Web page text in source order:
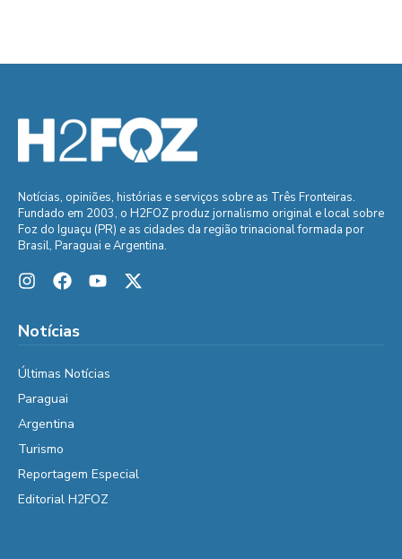
Notícias, opiniões, histórias e serviços sobre as Três Fronteiras.
Fundado em 2003, o H2FOZ produz jornalismo original e local sobre
Foz do Iguaçu (PR) e as cidades da região trinacional formada por
Brasil, Paraguai e Argentina.
Notícias
Últimas Notícias
Paraguai
Argentina
Turismo
Reportagem Especial
Editorial H2FOZ